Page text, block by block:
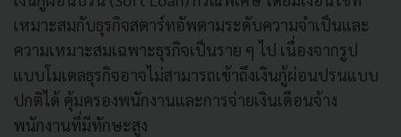
เหมาะสมกับธุรกิจสตาร์ทอัพตามระดับความจำเป็นและ
ความเหมาะสมเฉพาะธุรกิจเป็นราย ๆ ไป เนื่องจากรูป
แบบโมเดลธุรกิจอาจไม่สามารถเข้าถึงเงินกู้ผ่อนปรนแบบ
ปกติได้ คุ้มครองพนักงานและการจ่ายเงินเดือนจ้าง
พนักงานที่มีทักษะสูง